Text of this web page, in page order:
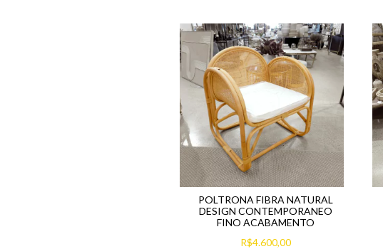
POLTRONA FIBRA NATURAL
DESIGN CONTEMPORANEO
FINO ACABAMENTO
R$4.600,00